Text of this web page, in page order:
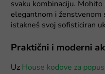
svaku kombinaciju.
elegantnom i ženstvenom
istakneš svoj sofisticiran
Praktični i moderni
Uz House kodove za